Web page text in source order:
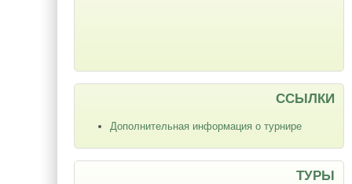
ССЫЛКИ
Дополнительная информация о турнире
ТУРЫ